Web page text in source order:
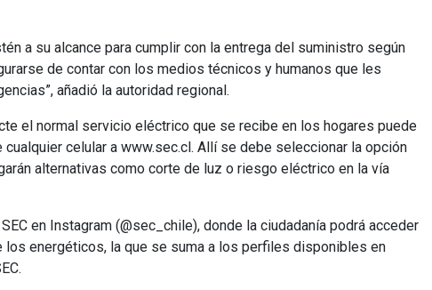
a su alcance para cumplir con la entrega del suministro según
de contar con los medios técnicos y humanos que les
añadió la autoridad regional.
el normal servicio eléctrico que se recibe en los hogares puede
celular a www.sec.cl. Allí se debe seleccionar la opción
alternativas como corte de luz o riesgo eléctrico en la vía
en Instagram (@sec_chile), donde la ciudadanía podrá acceder
energéticos, la que se suma a los perfiles disponibles en